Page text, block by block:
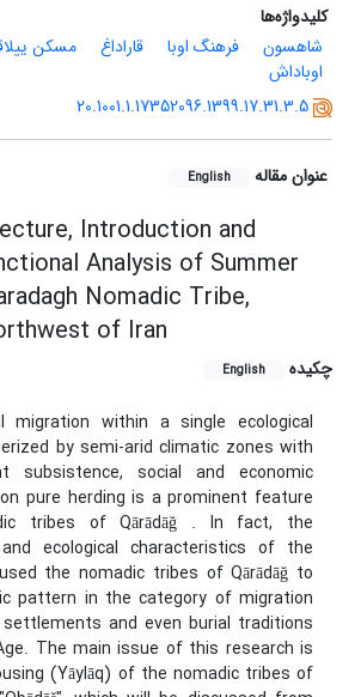
کلیدواژه‌ها
شاهسون
فرهنگ اوبا قاراداغ مسکن
اوباداش
20.1001.1.17352096.1399.17.31.3.5
عنوان مقاله English
Introduction and
Analysis of Summer
Nomadic Tribe,
of Iran
چکیده English
migration within a single ecological
by semi-arid climatic zones with
subsistence, social and economic
pure herding is a prominent feature
tribes of Qārādāğ . In fact, the
ecological characteristics of the
the nomadic tribes of Qārādāğ to
pattern in the category of migration
and even burial traditions
The main issue of this research is
(Yāylāq) of the nomadic tribes of